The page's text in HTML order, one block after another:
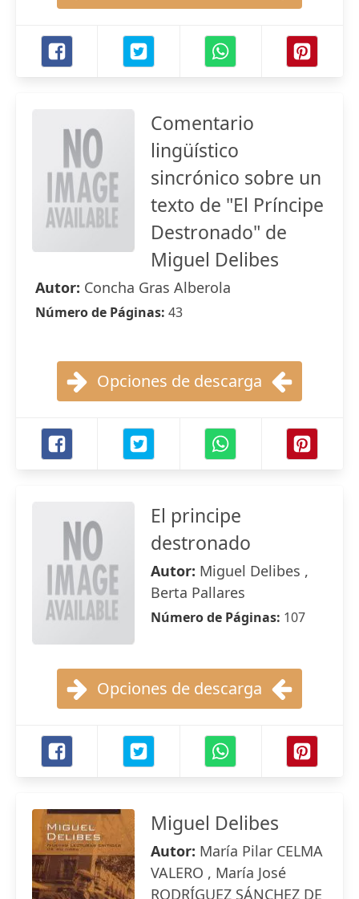
Comentario
lingüístico
sincrónico sobre un
texto de "El Príncipe
Destronado" de
Miguel Delibes
Autor: Concha Gras Alberola
Número de Páginas: 43
Opciones de descarga
El principe
destronado
Autor: Miguel Delibes ,
Berta Pallares
Número de Páginas: 107
Opciones de descarga
Miguel Delibes
Autor: María Pilar CELMA
VALERO , María José
RODRÍGUEZ SÁNCHEZ DE